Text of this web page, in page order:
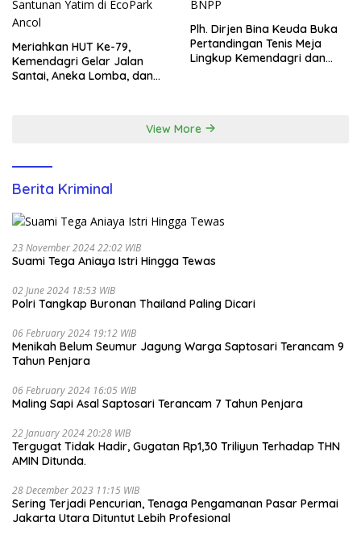
Meriahkan HUT Ke-79,
Kemendagri Gelar Jalan
Santai, Aneka Lomba, dan
Plh. Dirjen Bina Keuda Buka
Pertandingan Tenis Meja
Lingkup Kemendagri dan
View More
Berita Kriminal
23 November 2024 22:02 WIB
Suami Tega Aniaya Istri Hingga Tewas
02 June 2024 18:53 WIB
Polri Tangkap Buronan Thailand Paling Dicari
06 February 2024 19:12 WIB
Menikah Belum Seumur Jagung Warga Saptosari Terancam 9
Tahun Penjara
06 February 2024 16:05 WIB
Maling Sapi Asal Saptosari Terancam 7 Tahun Penjara
22 January 2024 20:28 WIB
Tergugat Tidak Hadir, Gugatan Rp1,30 Triliyun Terhadap THN
AMIN Ditunda.
28 December 2023 11:15 WIB
Sering Terjadi Pencurian, Tenaga Pengamanan Pasar Permai
Jakarta Utara Dituntut Lebih Profesional